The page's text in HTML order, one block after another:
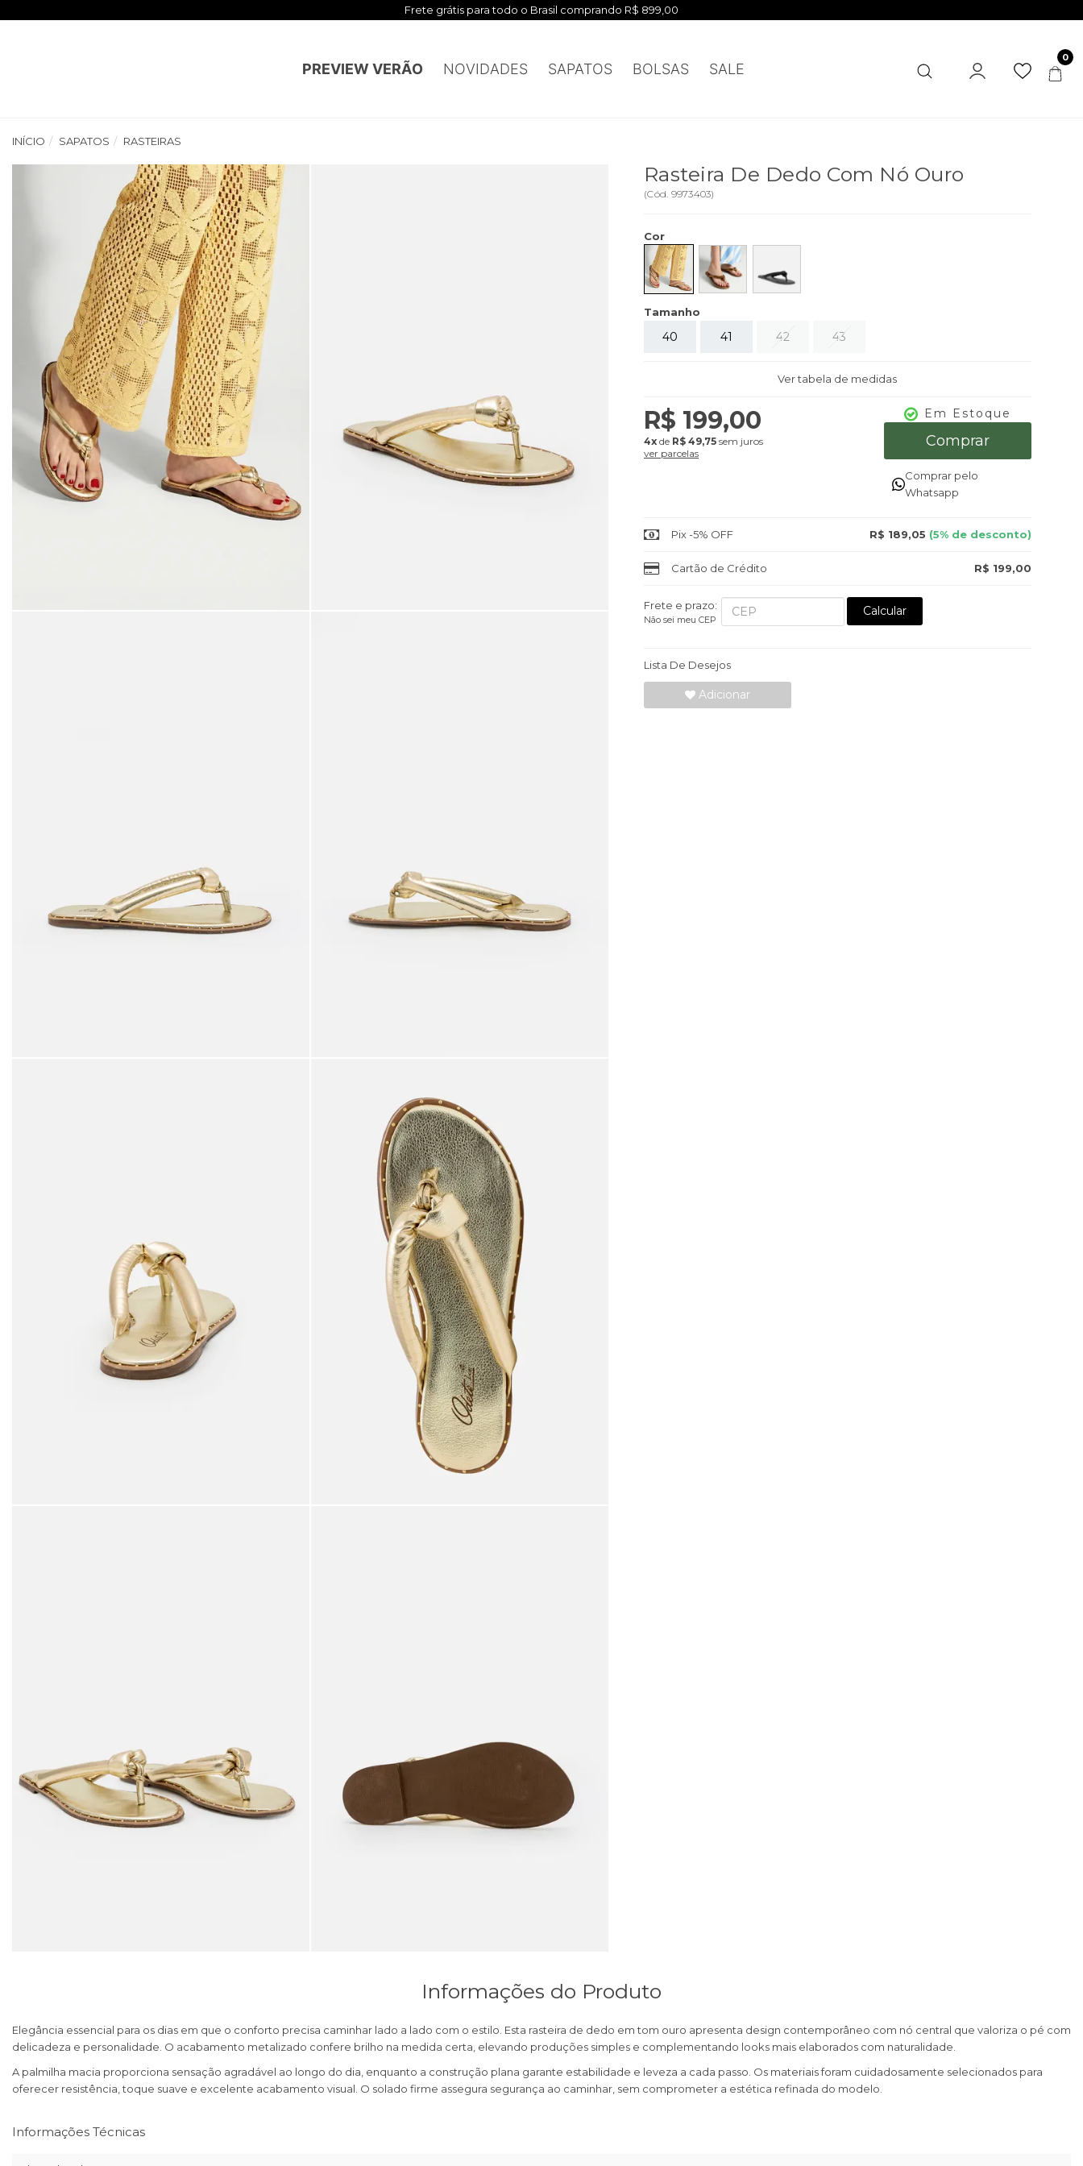
Primeira compra? Ganhe 5% - Cupom: BEMVINDA5
PREVIEW VERÃO NOVIDADES SAPATOS BOLSAS SALE
0
INÍCIO SAPATOS RASTEIRAS
Rasteira De Dedo Com Nó Ouro
(Cód. 9973403)
Cor
Tamanho
40 41 42 43
Ver tabela de medidas
R$ 199,00
4x de R$ 49,75 sem juros
ver parcelas
Em Estoque
Comprar
Comprar pelo
Whatsapp
Pix -5% OFF R$ 189,05 (5% de desconto)
Cartão de Crédito R$ 199,00
Frete e prazo:
Não sei meu CEP
Calcular
Lista De Desejos
Adicionar
Informações do Produto
Elegância essencial para os dias em que o conforto precisa caminhar lado a lado com o estilo. Esta rasteira de dedo em tom ouro apresenta design contemporâneo com nó central que valoriza o pé com
delicadeza e personalidade. O acabamento metalizado confere brilho na medida certa, elevando produções simples e complementando looks mais elaborados com naturalidade.
A palmilha macia proporciona sensação agradável ao longo do dia, enquanto a construção plana garante estabilidade e leveza a cada passo. Os materiais foram cuidadosamente selecionados para
oferecer resistência, toque suave e excelente acabamento visual. O solado firme assegura segurança ao caminhar, sem comprometer a estética refinada do modelo.
Informações Técnicas